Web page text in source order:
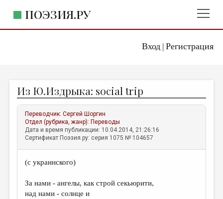
Вход| Регистрация
ПОЭЗИЯ.РУ
ЖАНРЫ
АВТОРЫ
КОММЕНТАРИИ
ЛИТСАЛОН
НОВОСТИ
ПРАВИЛА САЙТА
Из Ю.Издрыка: social trip
Переводчик:Сергей Шоргин
Отдел (рубрика, жанр): Переводы
Дата и время публикации: 10.04.2014, 21:26:16
Сертификат Поэзия.ру: серия 1075 № 104657
(с украинского)
За нами - ангелы, как строй секьюрити,
над нами - солнце и